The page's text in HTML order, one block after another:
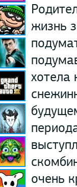
жизнь
хотела
очень